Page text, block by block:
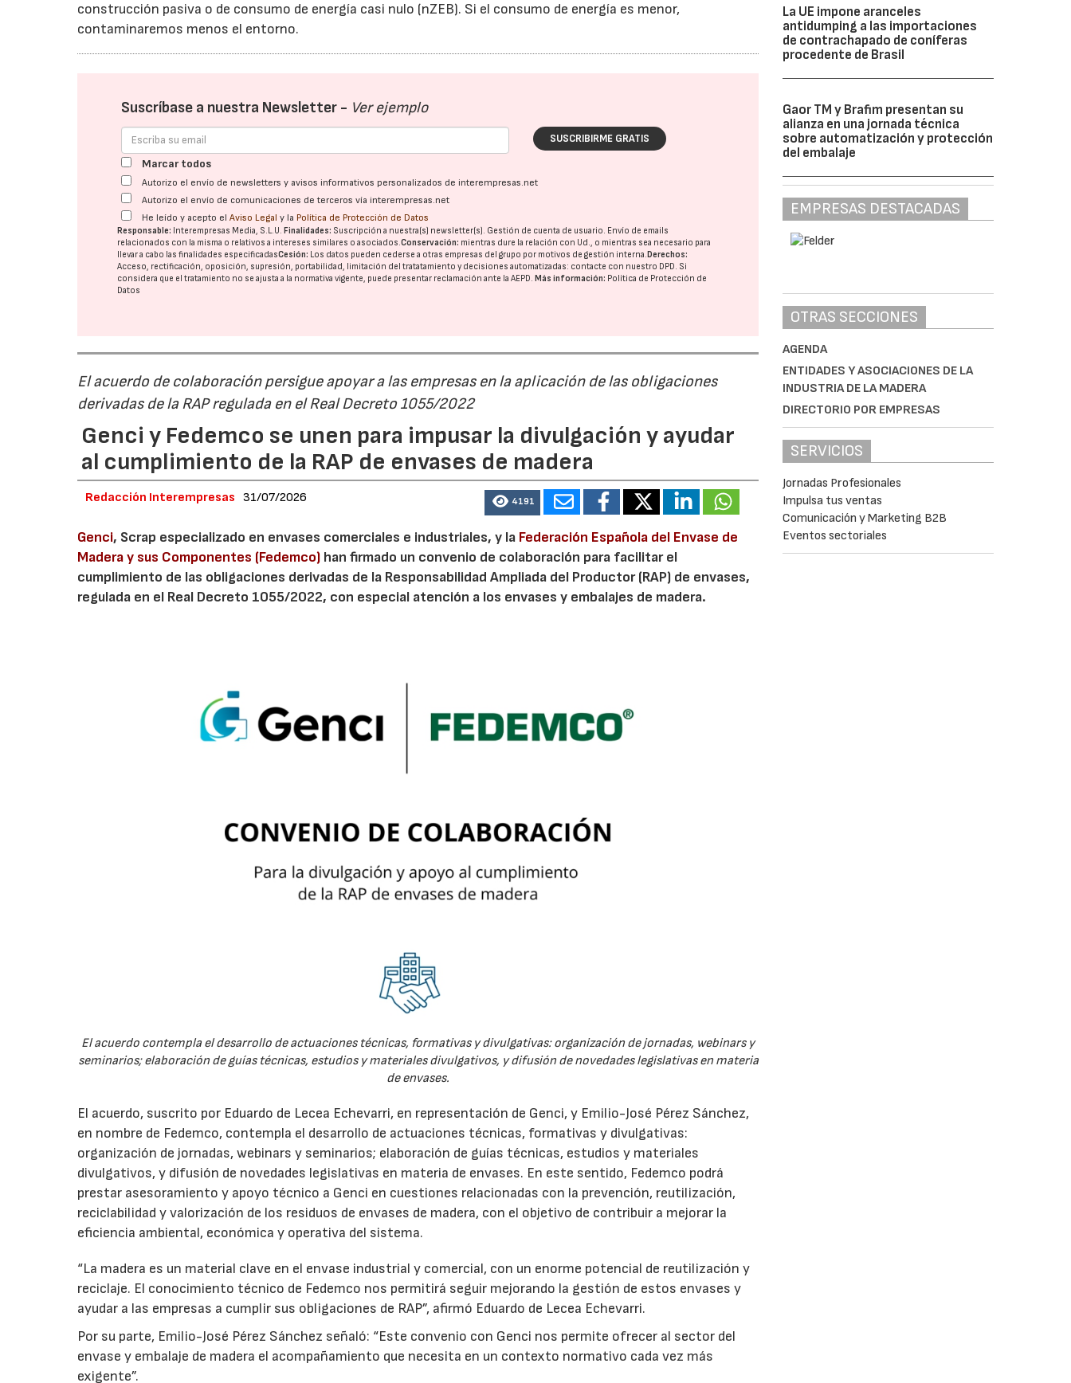
construcción pasiva o de consumo de energía casi nulo (nZEB). Si el consumo de energía es menor,
contaminaremos menos el entorno.
Suscríbase a nuestra Newsletter - Ver ejemplo
SUSCRIBIRME GRATIS
Marcar todos
Autorizo el envío de newsletters y avisos informativos personalizados de interempresas.net
Autorizo el envío de comunicaciones de terceros vía interempresas.net
He leído y acepto elAviso Legal y la Política de Protección de Datos
Responsable: Interempresas Media, S.L.U.Finalidades: Suscripción a nuestra(s) newsletter(s). Gestión de cuenta de usuario. Envío de emails
relacionados con la misma o relativos a intereses similares o asociados.Conservación: mientras dure la relación con Ud., o mientras sea necesario para
llevar a cabo las finalidades especificadasCesión: Los datos pueden cederse a otras empresas del grupo por motivos de gestión interna.Derechos:
Acceso, rectificación, oposición, supresión, portabilidad, limitación del tratatamiento y decisiones automatizadas: contacte con nuestro DPD. Si
considera que el tratamiento no se ajusta a la normativa vigente, puede presentar reclamación ante laAEPD.Más información: Política de Protección de
Datos
El acuerdo de colaboración persigue apoyar a las empresas en la aplicación de las obligaciones
derivadas de la RAP regulada en el Real Decreto 1055/2022
Genci y Fedemco se unen para impusar la divulgación y ayudar
al cumplimiento de la RAP de envases de madera
Redacción Interempresas 31/07/2026 4191
Genci, Scrap especializado en envases comerciales e industriales, y la Federación Española del Envase de
Madera y sus Componentes (Fedemco) han firmado un convenio de colaboración para facilitar el
cumplimiento de las obligaciones derivadas de la Responsabilidad Ampliada del Productor (RAP) de envases,
regulada en el Real Decreto 1055/2022, con especial atención a los envases y embalajes de madera.
El acuerdo contempla el desarrollo de actuaciones técnicas, formativas y divulgativas: organización de jornadas, webinars y
seminarios; elaboración de guías técnicas, estudios y materiales divulgativos, y difusión de novedades legislativas en materia
de envases.
El acuerdo, suscrito por Eduardo de Lecea Echevarri, en representación de Genci, y Emilio-José Pérez Sánchez,
en nombre de Fedemco, contempla el desarrollo de actuaciones técnicas, formativas y divulgativas:
organización de jornadas, webinars y seminarios; elaboración de guías técnicas, estudios y materiales
divulgativos, y difusión de novedades legislativas en materia de envases. En este sentido, Fedemco podrá
prestar asesoramiento y apoyo técnico a Genci en cuestiones relacionadas con la prevención, reutilización,
reciclabilidad y valorización de los residuos de envases de madera, con el objetivo de contribuir a mejorar la
eficiencia ambiental, económica y operativa del sistema.
“La madera es un material clave en el envase industrial y comercial, con un enorme potencial de reutilización y
reciclaje. El conocimiento técnico de Fedemco nos permitirá seguir mejorando la gestión de estos envases y
ayudar a las empresas a cumplir sus obligaciones de RAP”, afirmó Eduardo de Lecea Echevarri.
Por su parte, Emilio-José Pérez Sánchez señaló: “Este convenio con Genci nos permite ofrecer al sector del
envase y embalaje de madera el acompañamiento que necesita en un contexto normativo cada vez más
exigente”.
La UE impone aranceles
antidumping a las importaciones
de contrachapado de coníferas
procedente de Brasil
Gaor TM y Brafim presentan su
alianza en una jornada técnica
sobre automatización y protección
del embalaje
EMPRESAS DESTACADAS
OTRAS SECCIONES
AGENDA
ENTIDADES Y ASOCIACIONES DE LA
INDUSTRIA DE LA MADERA
DIRECTORIO POR EMPRESAS
SERVICIOS
Jornadas Profesionales
Impulsa tus ventas
Comunicación y Marketing B2B
Eventos sectoriales